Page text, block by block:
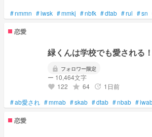
#nmmn #iwsk #mmkj #nbfk #dtab #rul #sn
恋愛
緑くんは学校でも愛される
lock フォロワー限定
ー 10,464文字
favorite 122 grade 64 update 1日前
#ab愛され #mmab #skab #dtab #nbab #
恋愛